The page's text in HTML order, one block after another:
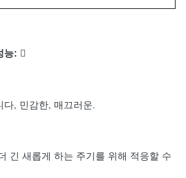
능: 
, 민감한, 매끄러운.
긴 새롭게 하는 주기를 위해 적응할 수